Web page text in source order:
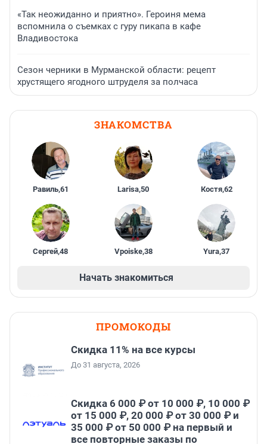
«Так неожиданно и приятно». Героиня мема
вспомнила о съемках с гуру пикапа в кафе
Владивостока
Сезон черники в Мурманской области: рецепт
хрустящего ягодного штруделя за полчаса
ЗНАКОМСТВА
Равиль,61 Larisa,50 Костя,62
Сергей,48 Vpoiske,38 Yura,37
Начать знакомиться
ПРОМОКОДЫ
Скидка 11% на все курсы
До 31 августа, 2026
Скидка 6 000 ₽ от 10 000 ₽, 10 000 ₽
от 15 000 ₽, 20 000 ₽ от 30 000 ₽ и
35 000 ₽ от 50 000 ₽ на первый и
все повторные заказы по